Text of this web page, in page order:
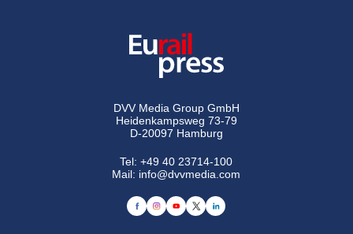
DVV Media Group GmbH
Heidenkampsweg 73-79
D-20097 Hamburg
Tel:+49 40 23714-100
Mail: info@dvvmedia.com